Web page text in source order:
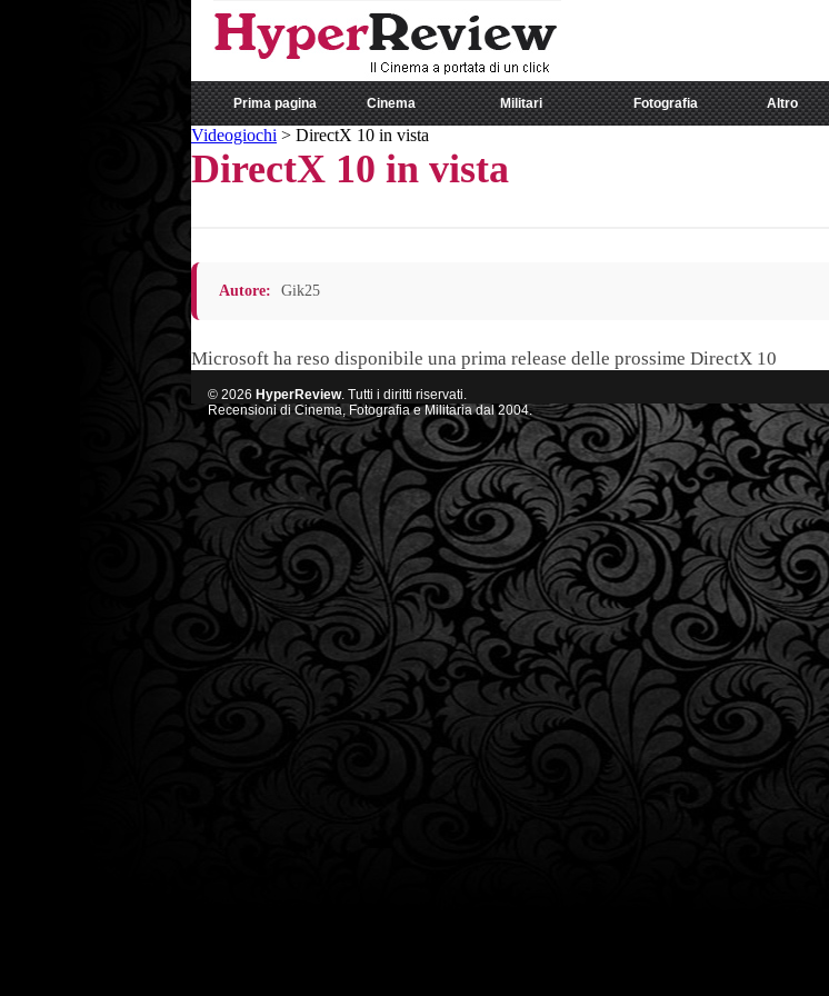
Prima pagina Cinema Militari Fotografia Altro
Videogiochi > DirectX 10 in vista
DirectX 10 in vista
Autore: Gik25
Microsoft ha reso disponibile una prima release delle prossime DirectX 10
© 2026 HyperReview. Tutti i diritti riservati.
Recensioni di Cinema, Fotografia e Militaria dal 2004.